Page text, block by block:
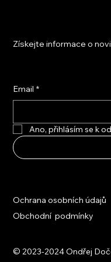
Získejte informace o
Email *
Ano, přihlásím se k
© 2023-2024 Ondřej
Ochrana osobních údajů
Obchodní podmínky